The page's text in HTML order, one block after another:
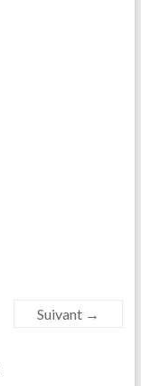
Suivant →